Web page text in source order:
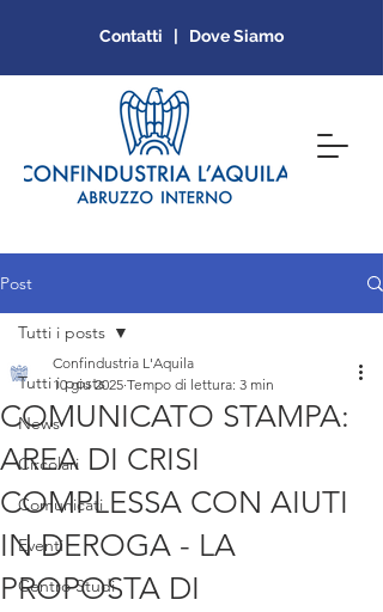
Contatti | Dove Siamo
Post
Tutti i posts
News
Circolari
Comunicati
Eventi
Centro Studi
Tutti i posts
COMUNICATO STAMPA:
AREA DI CRISI
COMPLESSA CON AIUTI
IN DEROGA - LA
PROPOSTA DI
Confindustria L'Aquila
10 giu 2025 Tempo di lettura: 3 min